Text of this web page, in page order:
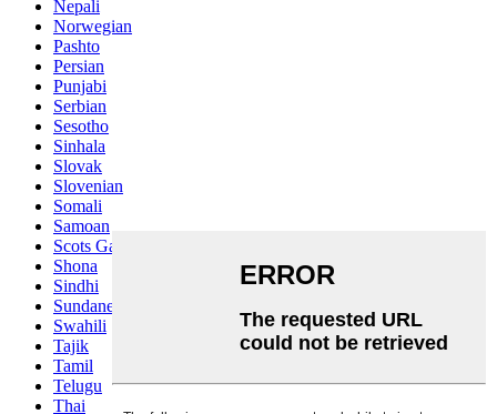
Nepali
Norwegian
Pashto
Persian
Punjabi
Serbian
Sesotho
Sinhala
Slovak
Slovenian
Somali
Samoan
Scots Gaelic
Shona
Sindhi
Sundanese
Swahili
Tajik
Tamil
Telugu
Thai